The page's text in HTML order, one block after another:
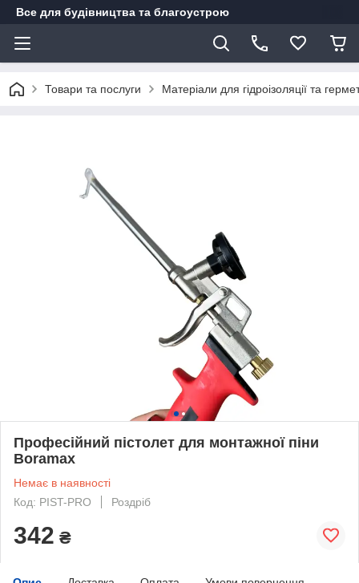
Все для будівництва та благоустрою
Товари та послуги Матеріали для гідроізоляції та
Професійний пістолет для монтажної піни
Boramax
Немає в наявності
Код: PIST-PRO
Роздріб
342 ₴